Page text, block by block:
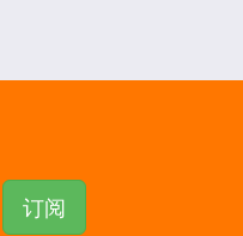
订阅